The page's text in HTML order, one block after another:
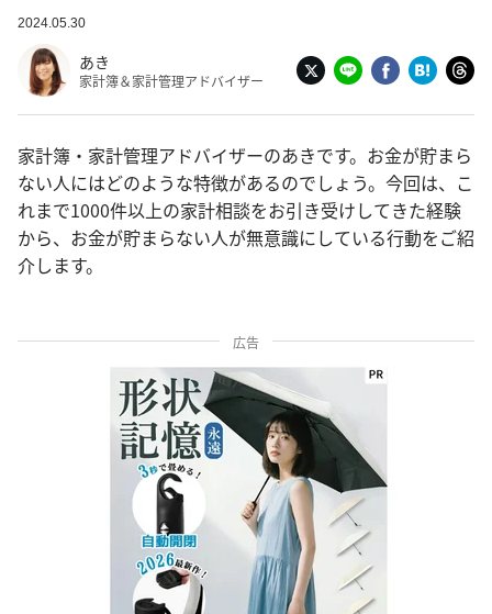
2024.05.30
あき
家計簿＆家計管理アドバイザー
家計簿・家計管理アドバイザーのあきです。お金が貯まら
ない人にはどのような特徴があるのでしょう。今回は、こ
れまで1000件以上の家計相談をお引き受けしてきた経験
から、お金が貯まらない人が無意識にしている行動をご紹
介します。
広告